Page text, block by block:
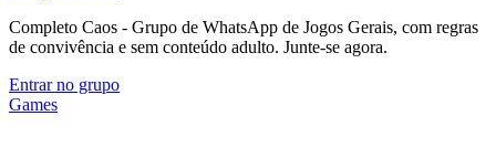
Completo Caos - Grupo de WhatsApp de Jogos Gerais, com regras
de convivência e sem conteúdo adulto. Junte-se agora.
Entrar no grupo
Games